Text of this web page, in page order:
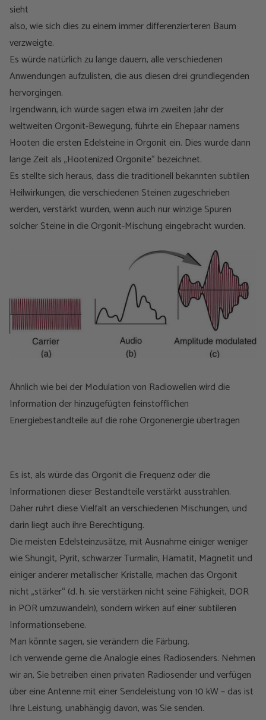
sieht
also, wie sich dies zu einem immer differenzierteren Baum
verzweigte.
Es würde natürlich zu lange dauern, alle verschiedenen
Anwendungen aufzulisten, die aus diesen drei grundlegenden
hervorgingen.
Irgendwann, ich würde sagen etwa im zweiten Jahr der
weltweiten Orgonit-Bewegung, führte ein Ehepaar namens
Hooten die ersten Edelsteine in Orgonit ein. Dies wurde dann
lange Zeit als „Hootenized Orgonite“ bezeichnet.
Es stellte sich heraus, dass die traditionell bekannten subtilen
Heilwirkungen, die verschiedenen Steinen zugeschrieben
werden, verstärkt wurden, wenn auch nur winzige Spuren
solcher Steine in die Orgonit-Mischung eingebracht wurden.
Ähnlich wie bei der Modulation von Radiowellen wird die
Information der hinzugefügten feinstofflichen
Energiebestandteile auf die rohe Orgonenergie übertragen
Es ist, als würde das Orgonit die Frequenz oder die
Informationen dieser Bestandteile verstärkt ausstrahlen.
Daher rührt diese Vielfalt an verschiedenen Mischungen, und
darin liegt auch ihre Berechtigung.
Die meisten Edelsteinzusätze, mit Ausnahme einiger weniger
wie Shungit, Pyrit, schwarzer Turmalin, Hämatit, Magnetit und
einiger anderer metallischer Kristalle, machen das Orgonit
nicht „stärker“ (d. h. sie verstärken nicht seine Fähigkeit, DOR
in POR umzuwandeln), sondern wirken auf einer subtileren
Informationsebene.
Man könnte sagen, sie verändern die Färbung.
Ich verwende gerne die Analogie eines Radiosenders. Nehmen
wir an, Sie betreiben einen privaten Radiosender und verfügen
über eine Antenne mit einer Sendeleistung von 10 kW – das ist
Ihre Leistung, unabhängig davon, was Sie senden.